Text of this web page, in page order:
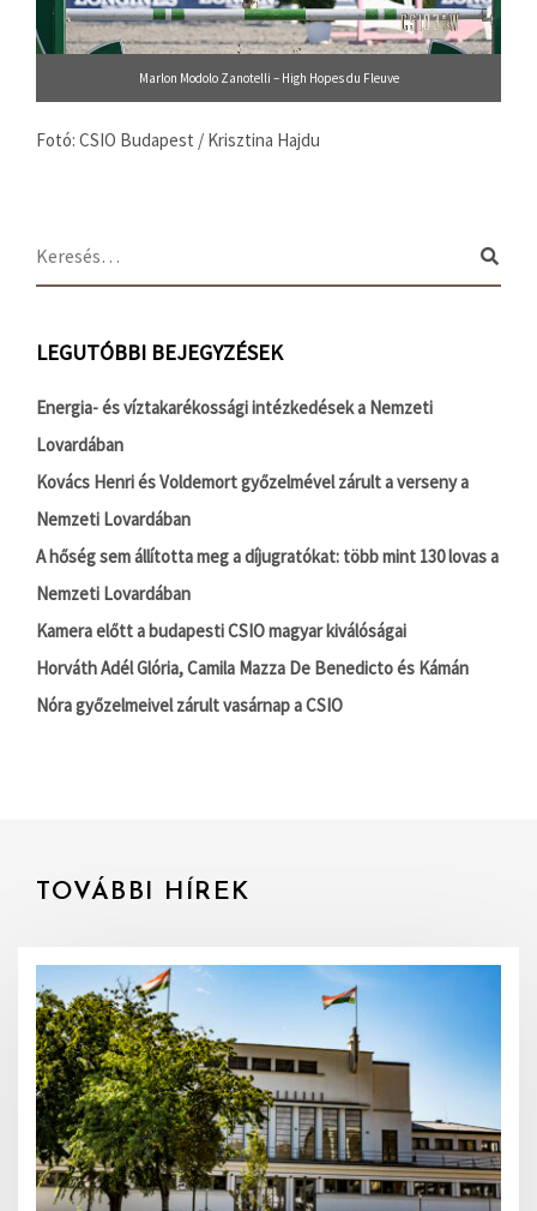
Marlon Modolo Zanotelli – High Hopes du Fleuve
Fotó: CSIO Budapest / Krisztina Hajdu
LEGUTÓBBI BEJEGYZÉSEK
Energia- és víztakarékossági intézkedések a Nemzeti
Lovardában
Kovács Henri és Voldemort győzelmével zárult a verseny a
Nemzeti Lovardában
A hőség sem állította meg a díjugratókat: több mint 130 lovas a
Nemzeti Lovardában
Kamera előtt a budapesti CSIO magyar kiválóságai
Horváth Adél Glória, Camila Mazza De Benedicto és Kámán
Nóra győzelmeivel zárult vasárnap a CSIO
TOVÁBBI HÍREK